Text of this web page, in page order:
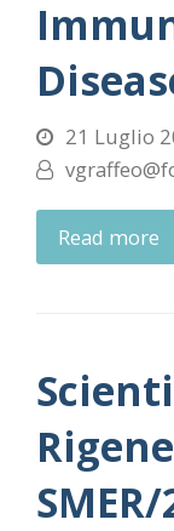
21 Luglio
Read more